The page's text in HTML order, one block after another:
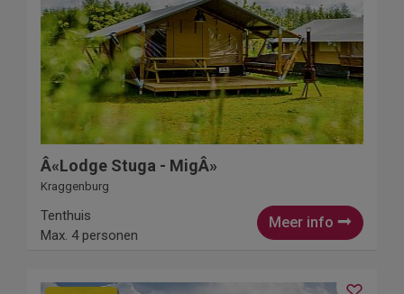
Â«Lodge Stuga - MigÂ»
Kraggenburg
Meer info
Tenthuis
Max. 4 personen